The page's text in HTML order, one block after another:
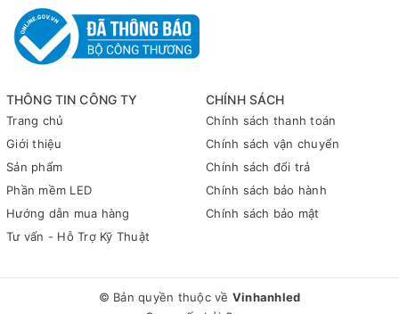
THÔNG TIN CÔNG TY
Trang chủ
Giới thiệu
Sản phẩm
Phần mềm LED
Hướng dẫn mua hàng
Tư vấn - Hỗ Trợ Kỹ Thuật
CHÍNH SÁCH
Chính sách thanh toán
Chính sách vận chuyển
Chính sách đổi trả
Chính sách bảo hành
Chính sách bảo mật
© Bản quyền thuộc về Vinhanhled